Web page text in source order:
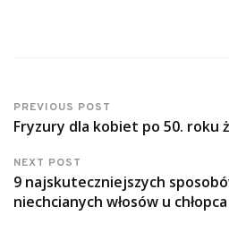
PREVIOUS POST
Fryzury dla kobiet po 50. roku
NEXT POST
9 najskuteczniejszych
niechcianych włosów u chłopca